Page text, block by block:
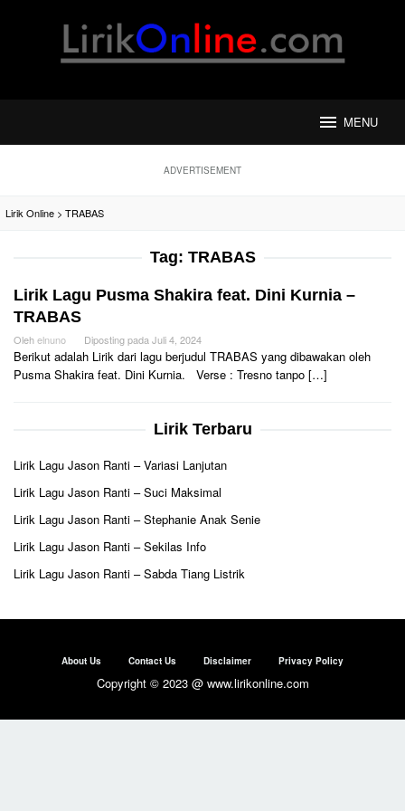
MENU
ADVERTISEMENT
Lirik Online > TRABAS
Tag: TRABAS
Lirik Lagu Pusma Shakira feat. Dini Kurnia –
TRABAS
Olehelnuno Diposting pada Juli 4, 2024
Berikut adalah Lirik dari lagu berjudul TRABAS yang dibawakan oleh
Pusma Shakira feat. Dini Kurnia. Verse : Tresno tanpo […]
Lirik Terbaru
Lirik Lagu Jason Ranti – Variasi Lanjutan
Lirik Lagu Jason Ranti – Suci Maksimal
Lirik Lagu Jason Ranti – Stephanie Anak Senie
Lirik Lagu Jason Ranti – Sekilas Info
Lirik Lagu Jason Ranti – Sabda Tiang Listrik
About Us Contact Us Disclaimer Privacy Policy
Copyright © 2023 @ www.lirikonline.com